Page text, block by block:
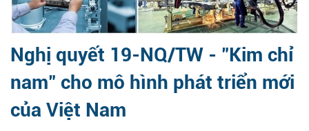
Nghị quyết 19-NQ/TW - "Kim chỉ
nam" cho mô hình phát triển mới
của Việt Nam